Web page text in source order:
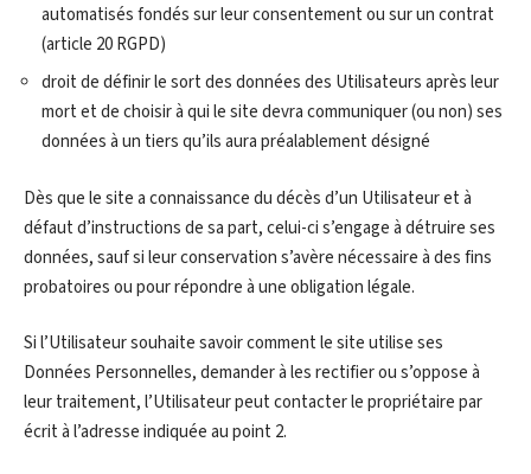
automatisés fondés sur leur consentement ou sur un contrat
(article 20 RGPD)
droit de définir le sort des données des Utilisateurs après leur
mort et de choisir à qui le site devra communiquer (ou non) ses
données à un tiers qu’ils aura préalablement désigné
Dès que le site a connaissance du décès d’un Utilisateur et à
défaut d’instructions de sa part, celui-ci s’engage à détruire ses
données, sauf si leur conservation s’avère nécessaire à des fins
probatoires ou pour répondre à une obligation légale.
Si l’Utilisateur souhaite savoir comment le site utilise ses
Données Personnelles, demander à les rectifier ou s’oppose à
leur traitement, l’Utilisateur peut contacter le propriétaire par
écrit à l’adresse indiquée au point 2.